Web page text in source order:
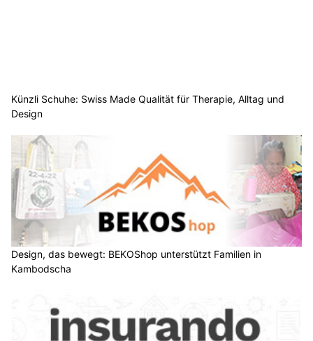
Künzli Schuhe: Swiss Made Qualität für Therapie, Alltag und
Design
Design, das bewegt: BEKOShop unterstützt Familien in
Kambodscha